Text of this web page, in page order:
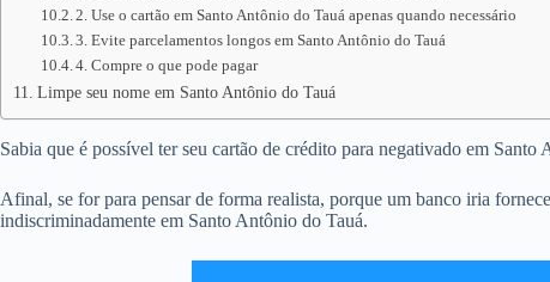
2. Use o cartão em Santo Antônio do Tauá apenas quando necessário
3. Evite parcelamentos longos em Santo Antônio do Tauá
4. Compre o que pode pagar
Limpe seu nome em Santo Antônio do Tauá
Sabia que é possível ter seu cartão de crédito para negativado em
Afinal, se for para pensar de forma realista, porque um banco iria
indiscriminadamente em Santo Antônio do Tauá.